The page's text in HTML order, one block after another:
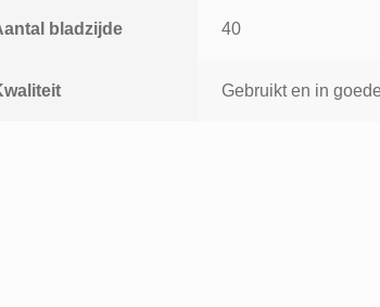
bladzijde 40
Gebruikt en in